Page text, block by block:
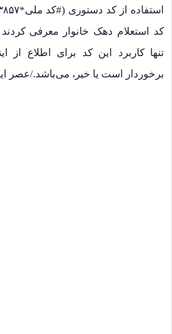
کد استعلام دهک خانوار معرفی
تنها کاربرد این کد برای اطلاع از
برخوردار است یا خیر، می‌باشد./عصر